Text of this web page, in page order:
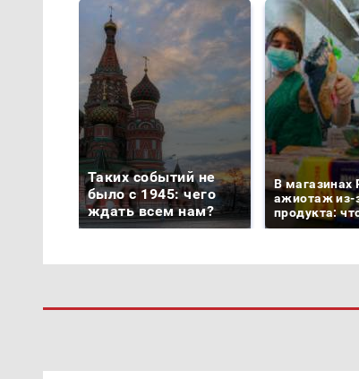
Таких событий не
было с 1945: чего
ждать всем нам?
В магазинах
ажиотаж из-
продукта: